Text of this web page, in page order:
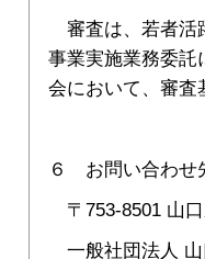
審査は、若者活
事業実施業務委託
会において、審査
６ お問い合わせ
〒753-8501 山口
一般社団法人 山